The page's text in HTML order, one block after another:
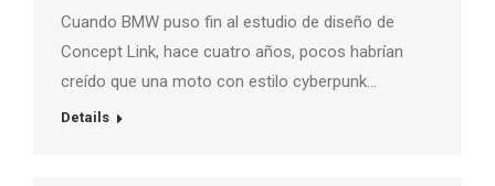
Cuando BMW puso fin al estudio de diseño de
Concept Link, hace cuatro años, pocos habrían
creído que una moto con estilo cyberpunk…
Details